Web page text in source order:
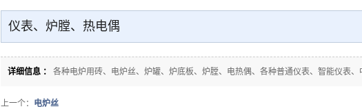
仪表、炉膛、热电偶
详细信息 ： 各种电炉用砖、电炉丝、炉罐、炉底板、炉膛、电热偶、各种普通仪表、智能仪表、
上一个： 电炉丝